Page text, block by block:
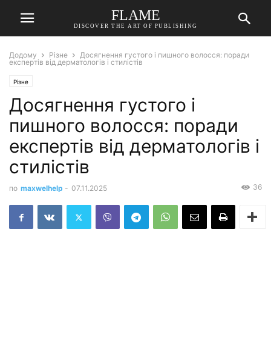
FLAME
DISCOVER THE ART OF PUBLISHING
Додому Різне
Досягнення густого і пишного волосся: поради
експертів від дерматологів і стилістів
Різне
Досягнення густого і
пишного волосся: поради
експертів від дерматологів і
стилістів
по maxwelhelp - 07.11.2025 36